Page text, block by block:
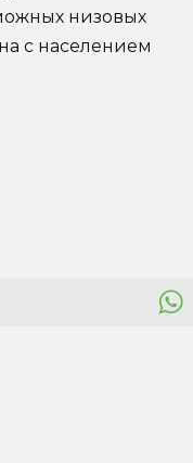
низовых
с населением